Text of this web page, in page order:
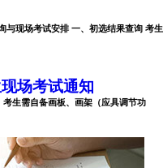
与现场考试安排 一、初选结果查询 考生
场考试通知
生需自备画板、画架（应具调节功